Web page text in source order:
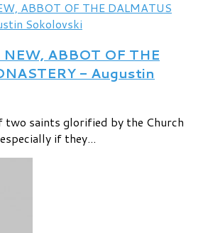
ABBOT OF THE
- Augustin
two saints glorified by the Church
if they...